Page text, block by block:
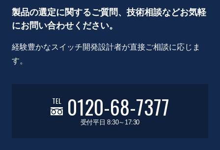
製品の選定に関するご質問、技術相談などお気軽
にお問い合わせください。
経験豊かなスイッチ開発設計者が直接ご相談に応じま
す。
TEL 0120-68-7377
受付平日 8:30～17:30